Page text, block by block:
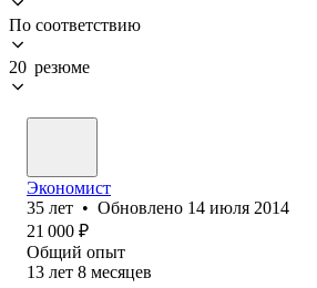
По соответствию
20 резюме
Экономист
35 лет • Обновлено 14 июля 2014
21 000 ₽
Общий опыт
13 лет 8 месяцев